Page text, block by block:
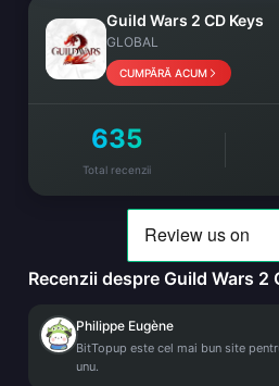
Guild Wars 2 CD Keys
GLOBAL
CUMPĂRĂ ACUM
635
Total recenzii
Recenzii despre Guild Wars 2
Philippe Eugène
BitTopup este cel mai bun site
unu.